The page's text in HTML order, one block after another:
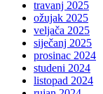
travanj 2025
ožujak 2025
veljača 2025
siječanj 2025
prosinac 2024
studeni 2024
listopad 2024